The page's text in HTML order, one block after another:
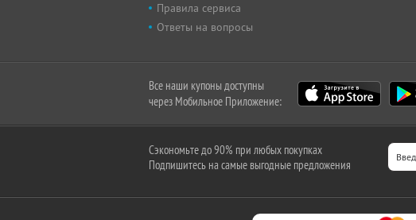
Правила сервиса
Ответы на вопросы
Все наши купоны доступны
через Мобильное Приложение:
Сэкономьте до 90% при любых покупках
Подпишитесь на самые выгодные предложения